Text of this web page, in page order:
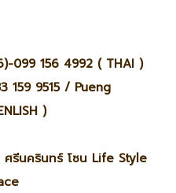
099 156 4992 ( THAI )
159 9515 / Pueng
)
รีนครินทร์ โซน Life Style